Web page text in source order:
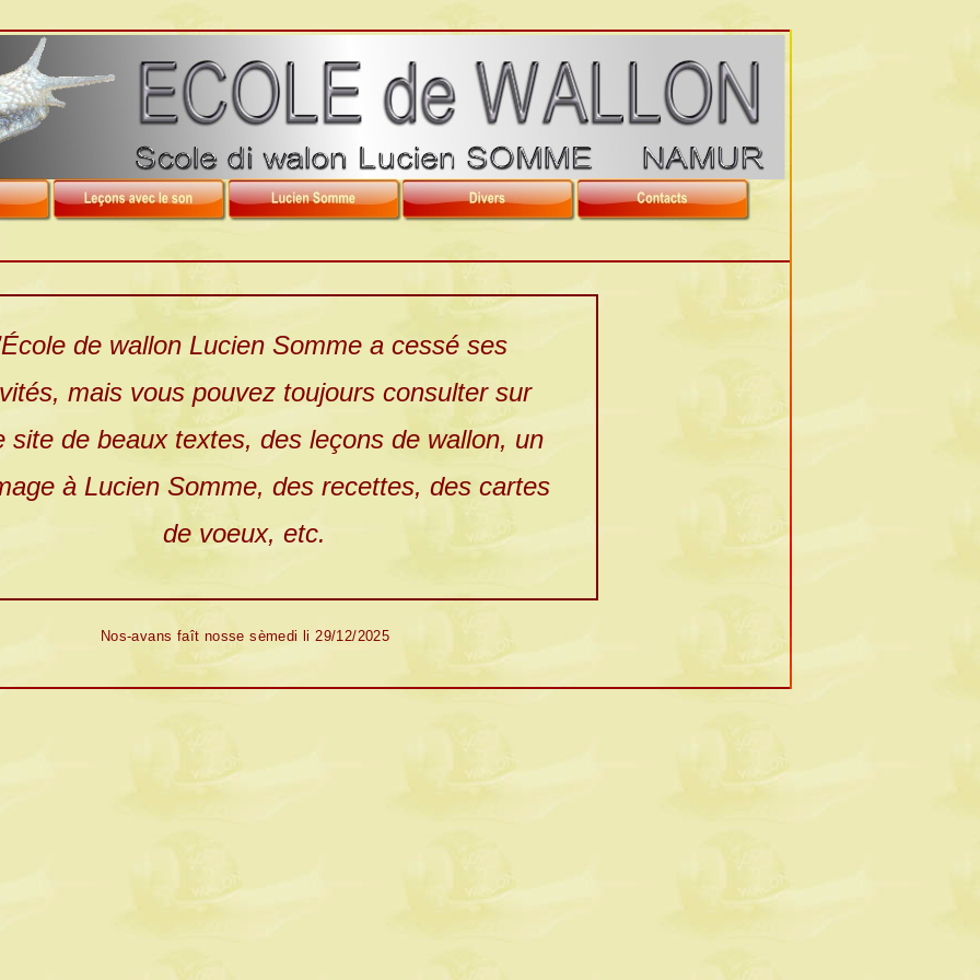
Nos-avans faît nosse sèmedi li 29/12/2025
de wallon Lucien Somme a cessé ses
mais vous pouvez toujours consulter sur
site de beaux textes, des leçons de wallon, un
à Lucien Somme, des recettes, des cartes
de voeux, etc.